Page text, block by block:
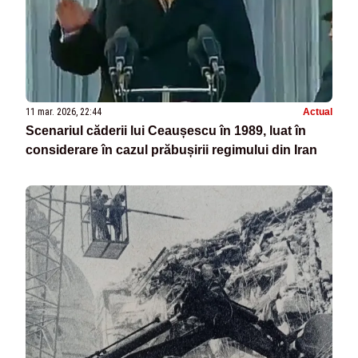
11 mar. 2026, 22:44 Actual
Scenariul căderii lui Ceaușescu în 1989, luat în
considerare în cazul prăbușirii regimului din Iran